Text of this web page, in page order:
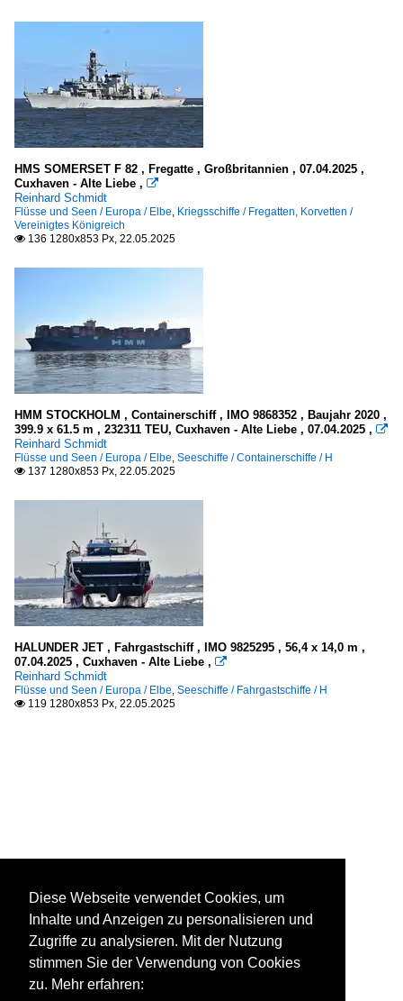
HMS SOMERSET F 82 , Fregatte , Großbritannien , 07.04.2025 ,
Cuxhaven - Alte Liebe , 
Reinhard Schmidt
Flüsse und Seen / Europa / Elbe, Kriegsschiffe / Fregatten, Korvetten /
Vereinigtes Königreich
 136 1280x853 Px, 22.05.2025
HMM STOCKHOLM , Containerschiff , IMO 9868352 , Baujahr 2020 ,
399.9 x 61.5 m , 232311 TEU, Cuxhaven - Alte Liebe , 07.04.2025 , 
Reinhard Schmidt
Flüsse und Seen / Europa / Elbe, Seeschiffe / Containerschiffe / H
 137 1280x853 Px, 22.05.2025
HALUNDER JET , Fahrgastschiff , IMO 9825295 , 56,4 x 14,0 m ,
07.04.2025 , Cuxhaven - Alte Liebe , 
Reinhard Schmidt
Flüsse und Seen / Europa / Elbe, Seeschiffe / Fahrgastschiffe / H
 119 1280x853 Px, 22.05.2025
Diese Webseite verwendet Cookies, um
Inhalte und Anzeigen zu personalisieren und
Zugriffe zu analysieren. Mit der Nutzung
stimmen Sie der Verwendung von Cookies
zu. Mehr erfahren: